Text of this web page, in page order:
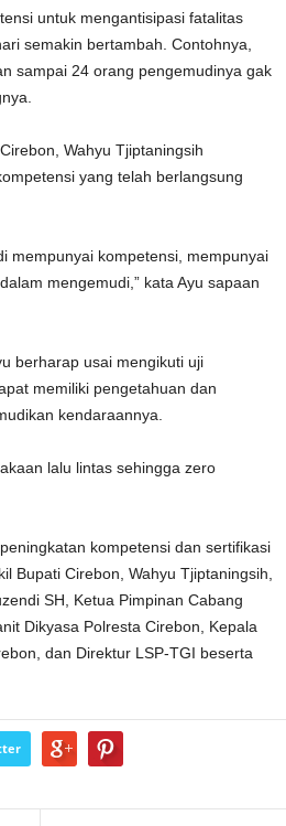
untuk mengantisipasi fatalitas
semakin bertambah. Contohnya,
sampai 24 orang pengemudinya gak
Wahyu Tjiptaningsih
yang telah berlangsung
mempunyai kompetensi, mempunyai
mengemudi,” kata Ayu sapaan
berharap usai mengikuti uji
memiliki pengetahuan dan
kendaraannya.
lalu lintas sehingga zero
kompetensi dan sertifikasi
Bupati Cirebon, Wahyu Tjiptaningsih,
SH, Ketua Pimpinan Cabang
Dikyasa Polresta Cirebon, Kepala
dan Direktur LSP-TGI beserta